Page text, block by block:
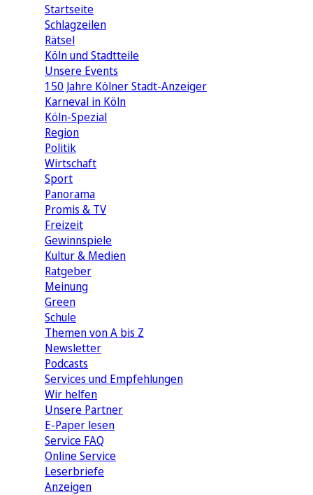
Startseite
Schlagzeilen
Rätsel
Köln und Stadtteile
Unsere Events
150 Jahre Kölner Stadt-Anzeiger
Karneval in Köln
Köln-Spezial
Region
Politik
Wirtschaft
Sport
Panorama
Promis & TV
Freizeit
Gewinnspiele
Kultur & Medien
Ratgeber
Meinung
Green
Schule
Themen von A bis Z
Newsletter
Podcasts
Services und Empfehlungen
Wir helfen
Unsere Partner
E-Paper lesen
Service FAQ
Online Service
Leserbriefe
Anzeigen